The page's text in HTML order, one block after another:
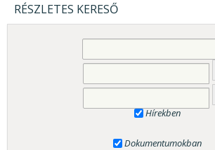
RÉSZLETES KERESŐ
Hírekben
Dokumentumokban